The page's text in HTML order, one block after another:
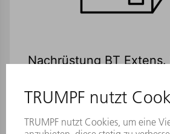
Nachrüstung BT
Materialnummer: 2263603